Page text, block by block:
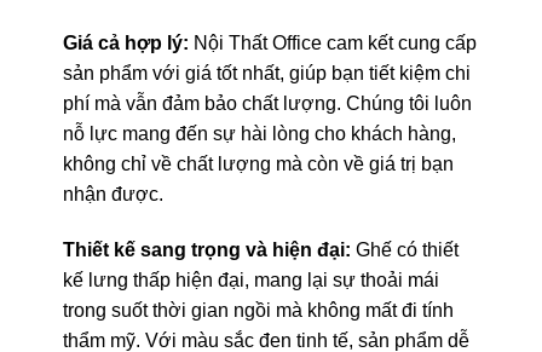
Giá cả hợp lý: Nội Thất Office cam kết cung cấp
sản phẩm với giá tốt nhất, giúp bạn tiết kiệm chi
phí mà vẫn đảm bảo chất lượng. Chúng tôi luôn
nỗ lực mang đến sự hài lòng cho khách hàng,
không chỉ về chất lượng mà còn về giá trị bạn
nhận được.
Thiết kế sang trọng và hiện đại: Ghế có thiết
kế lưng thấp hiện đại, mang lại sự thoải mái
trong suốt thời gian ngồi mà không mất đi tính
thẩm mỹ. Với màu sắc đen tinh tế, sản phẩm dễ